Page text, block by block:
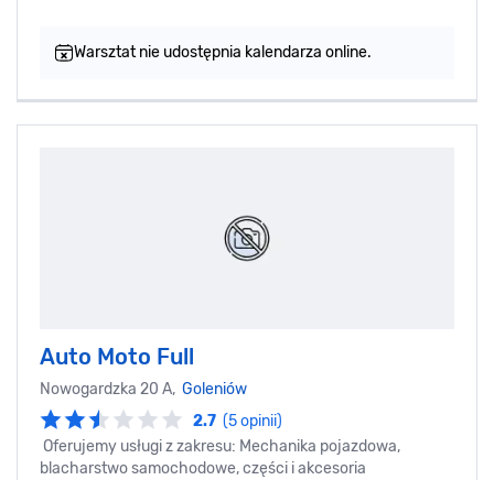
Warsztat nie udostępnia kalendarza online.
Auto Moto Full
Nowogardzka 20 A, Goleniów
2.7 (5 opinii)
Oferujemy usługi z zakresu: Mechanika pojazdowa,
blacharstwo samochodowe, części i akcesoria